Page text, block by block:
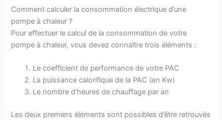
Comment calculer la consommation électrique d’une
pompe à chaleur ?
Pour effectuer le calcul de la consommation de votre
pompe à chaleur, vous devez connaître trois éléments :
Le coefficient de performance de votre PAC
La puissance calorifique de la PAC (en Kw)
Le nombre d’heures de chauffage par an
Les deux premiers éléments sont possibles d’être retrouvés